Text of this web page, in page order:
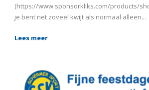
(https://www.sponsorkliks.com/products/
je bent net zoveel kwijt als normaal alleen...
Lees meer